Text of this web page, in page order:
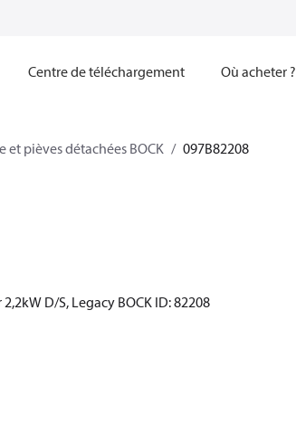
Centre de téléchargement Où acheter ?
et pièves détachées BOCK 097B82208
D/S, Legacy BOCK ID: 82208